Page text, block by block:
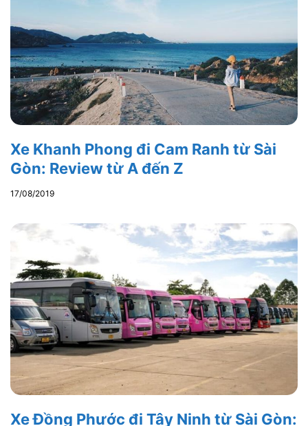
Xe Khanh Phong đi Cam Ranh từ Sài
Gòn: Review từ A đến Z
17/08/2019
Xe Đồng Phước đi Tây Ninh từ Sài Gòn: